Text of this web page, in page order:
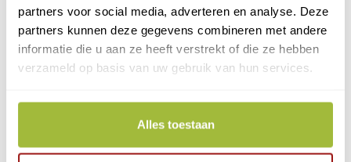
partners voor social media, adverteren en analyse. Deze
partners kunnen deze gegevens combineren met andere
informatie die u aan ze heeft verstrekt of die ze hebben
verzameld op basis van uw gebruik van hun services.
Alles toestaan
1. Bepaal tot welke diensten u
toegang wil hebben
Het overzicht van dienstverleners geeft een
diensten vereisen.